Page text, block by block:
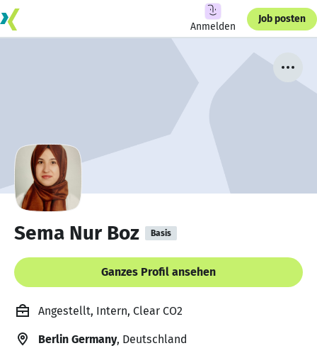
Anmelden
Job posten
Sema Nur Boz Basis
Ganzes Profil ansehen
Angestellt, Intern, Clear CO2
Berlin Germany, Deutschland